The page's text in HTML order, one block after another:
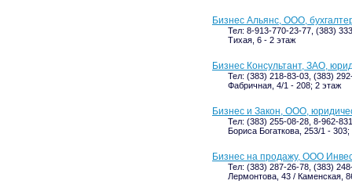
Бизнес Альянс, ООО,
Тел: 8-913-770-23-77, (383)
Тихая, 6 - 2 этаж
Бизнес Консультант, ЗАО,
Тел: (383) 218-83-03, (383)
Фабричная, 4/1 - 208; 2 этаж
Бизнес и Закон, ООО,
Тел: (383) 255-08-28, 8-962-
Бориса Богаткова, 253/1 - 303;
Бизнес на продажу, ООО
Тел: (383) 287-26-78, (383)
Лермонтова, 43 / Каменская,